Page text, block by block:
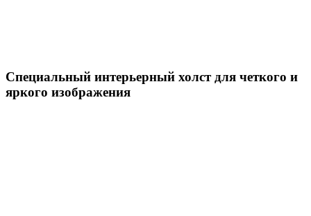
Специальный интерьерный холст для четкого и
яркого изображения